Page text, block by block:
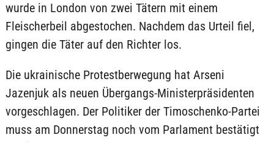
wurde in London von zwei Tätern mit einem
Fleischerbeil abgestochen. Nachdem das Urteil fiel,
gingen die Täter auf den Richter los.
Die ukrainische Protestberwegung hat Arseni
Jazenjuk als neuen Übergangs-Ministerpräsidenten
vorgeschlagen. Der Politiker der Timoschenko-Partei
muss am Donnerstag noch vom Parlament bestätigt